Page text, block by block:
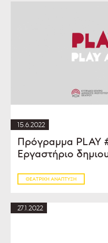
15.6.2022
Πρόγραμμα PLAY
Εργαστήριο
ΘΕΑΤΡΙΚΉ ΑΝΆΠΤΥΞΗ
27.1.2022